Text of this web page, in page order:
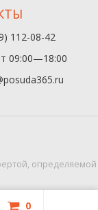
112-08-42
09:00—18:00
определяемой
0